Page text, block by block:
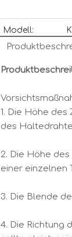
Modell:
1. Die Höhe des
des
2. Die Höhe
einer einzelnen
3. Die Blende
4. Die Richtung